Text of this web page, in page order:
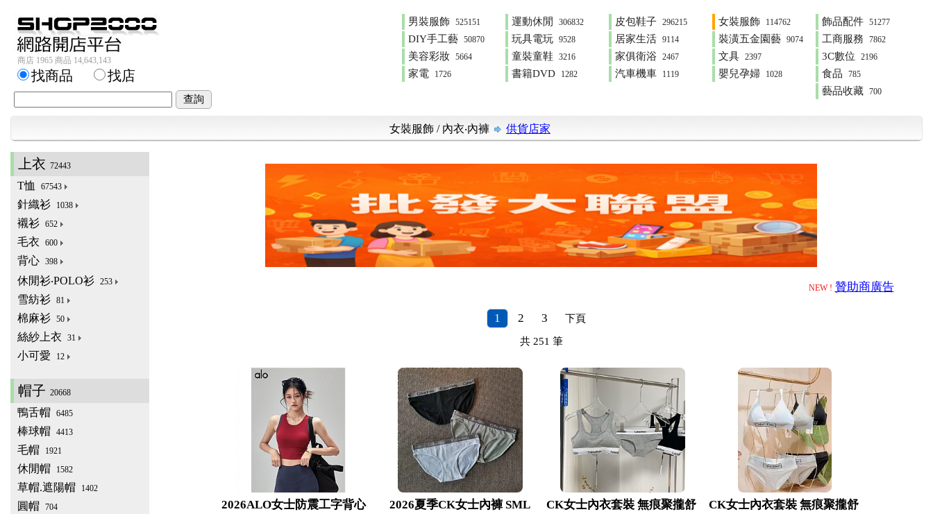
商店 1965 商品 14,643,143
男裝服飾 525151 運動休閒 306832 皮包鞋子 296215 女裝服飾 114762 飾品配件 51277
DIY手工藝 50870 玩具電玩 9528 居家生活 9114 裝潢五金園藝 9074 工商服務 7862
美容彩妝 5664 童裝童鞋 3216 家俱衛浴 2467 文具 2397 3C數位 2196
家電 1726 書籍DVD 1282 汽車機車 1119 嬰兒孕婦 1028 食品 785
藝品收藏 700
找商品 找店
女裝服飾 / 內衣‧內褲 供貨店家
上衣 72443
T恤 67543
針織衫 1038
襯衫 652
毛衣 600
背心 398
休閒衫‧POLO衫 253
雪紡衫 81
棉麻衫 50
絲紗上衣 31
小可愛 12
帽子 20668
鴨舌帽 6485
棒球帽 4413
毛帽 1921
休閒帽 1582
草帽.遮陽帽 1402
圓帽 704
NEW ! 贊助商廣告
1 2 3 下頁
共251 筆
2026ALO女士防震工字背心
2026夏季CK女士內褲 SML
CK女士內衣套裝 無痕聚攏舒
CK女士內衣套裝 無痕聚攏舒